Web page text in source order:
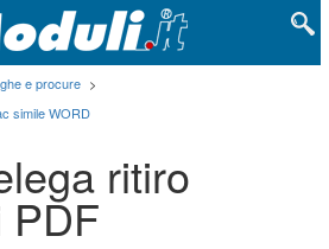
e procure >
simile WORD
ritiro
PDF